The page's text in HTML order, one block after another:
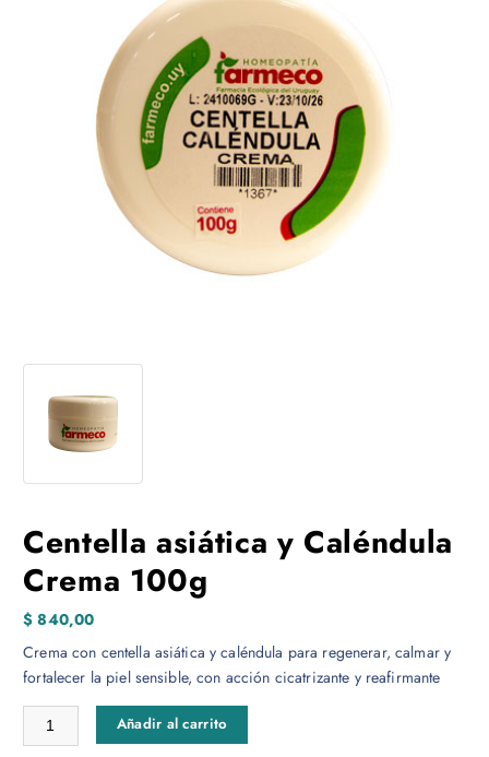
Centella asiática y Caléndula
Crema 100g
$ 840,00
Crema con centella asiática y caléndula para regenerar, calmar y
fortalecer la piel sensible, con acción cicatrizante y reafirmante
Centella asiática y Caléndula Crema 100g cantidad
Añadir al carrito